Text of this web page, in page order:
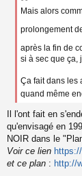
Mais alors
prolongement
après la fin de
si à sec que ça,
Ça fait dans les
quand même
Il l'ont fait en
qu'envisagé en
NOIR dans le
Voir ce lien
et ce plan : http://